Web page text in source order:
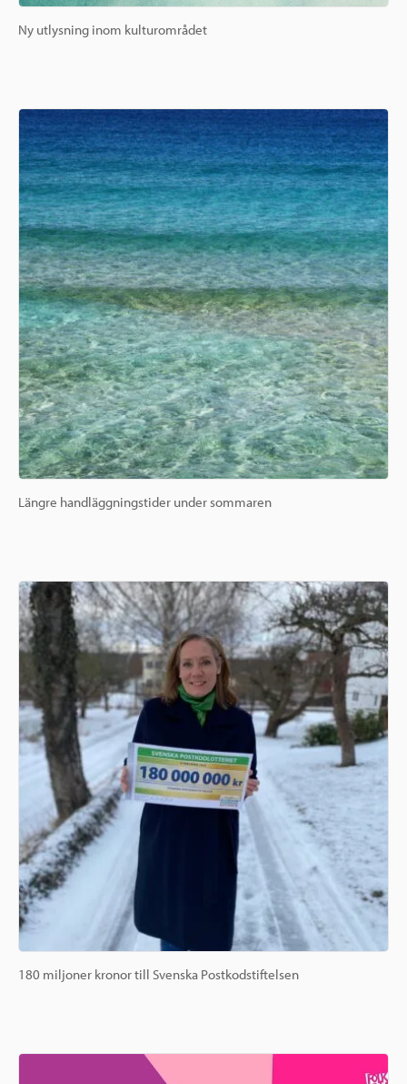
Ny utlysning inom kulturområdet
Längre handläggningstider under sommaren
180 miljoner kronor till Svenska Postkodstiftelsen